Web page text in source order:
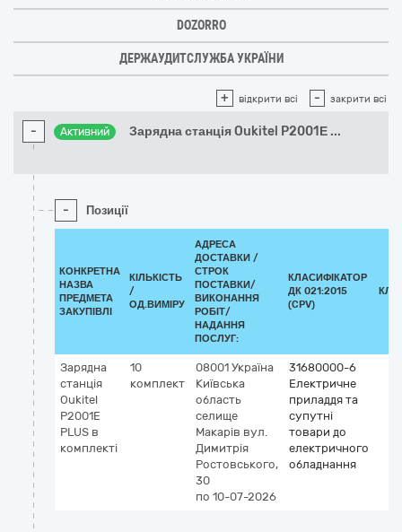
DOZORRO
ДЕРЖАУДИТСЛУЖБА УКРАЇНИ
+ відкрити всі - закрити всі
- Активний Зарядна станція Oukitel P2001Е ...
- Позиції
КОНКРЕТНА
НАЗВА
ПРЕДМЕТА
ЗАКУПІВЛІ
КІЛЬКІСТЬ
/
ОД.ВИМІРУ
АДРЕСА
ДОСТАВКИ /
СТРОК
ПОСТАВКИ/
ВИКОНАННЯ
РОБІТ/
НАДАННЯ
ПОСЛУГ:
КЛАСИФІКАТОР
ДК 021:2015
(CPV)
Зарядна
станція
Oukitel
P2001Е
PLUS в
комплекті
10
комплект
08001 Україна
Київська
область
селище
Макарів вул.
Димитрія
Ростовського,
30
по 10-07-2026
31680000-6
Електричне
приладдя та
супутні
товари до
електричного
обладнання